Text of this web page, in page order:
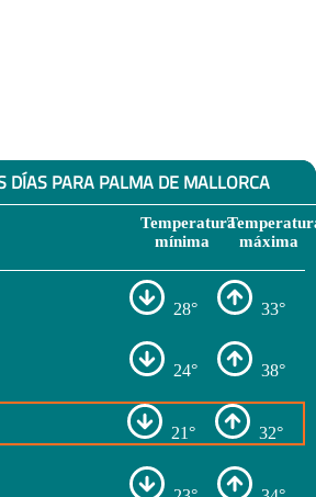
DÍAS PARA PALMA DE MALLORCA
Temperatura
mínima
máxima
28° 33°
24° 38°
21° 32°